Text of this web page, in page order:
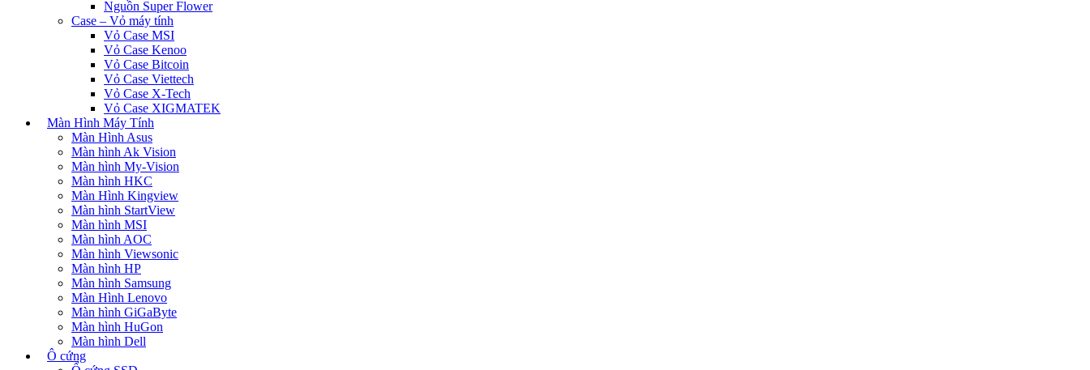
Nguồn Super Flower
Case – Vỏ máy tính
Vỏ Case MSI
Vỏ Case Kenoo
Vỏ Case Bitcoin
Vỏ Case Viettech
Vỏ Case X-Tech
Vỏ Case XIGMATEK
Màn Hình Máy Tính
Màn Hình Asus
Màn hình Ak Vision
Màn hình My-Vision
Màn hình HKC
Màn Hình Kingview
Màn hình StartView
Màn hình MSI
Màn hình AOC
Màn hình Viewsonic
Màn hình HP
Màn hình Samsung
Màn Hình Lenovo
Màn hình GiGaByte
Màn hình HuGon
Màn hình Dell
Ô cứng